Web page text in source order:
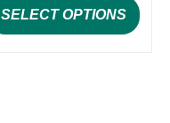
SELECT OPTIONS